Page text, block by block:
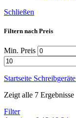
Schließen
Filtern nach Preis
Min. Preis
Startseite
Zeigt alle 7 Ergebnisse
Filter